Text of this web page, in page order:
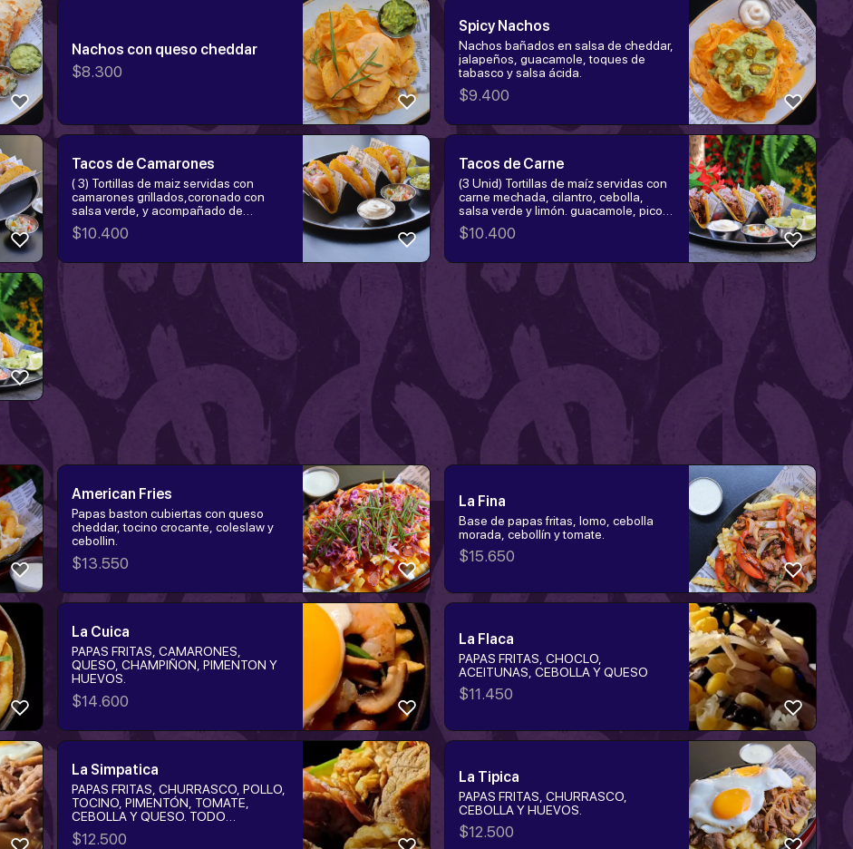
Nachos con queso cheddar
$8.300
Spicy Nachos
Nachos bañados en salsa de cheddar,
jalapeños, guacamole, toques de
tabasco y salsa ácida.
$9.400
Tacos de Camarones
( 3) Tortillas de maiz servidas con
camarones grillados,coronado con
salsa verde, y acompañado de
guacamole pico de gallo y crema acida
$10.400
Tacos de Carne
(3 Unid) Tortillas de maíz servidas con
carne mechada, cilantro, cebolla,
salsa verde y limón. guacamole, pico
de gallo y crema acida
$10.400
American Fries
Papas baston cubiertas con queso
cheddar, tocino crocante, coleslaw y
cebollin.
$13.550
La Fina
Base de papas fritas, lomo, cebolla
morada, cebollín y tomate.
$15.650
La Cuica
PAPAS FRITAS, CAMARONES,
QUESO, CHAMPIÑON, PIMENTON Y
HUEVOS.
$14.600
La Flaca
PAPAS FRITAS, CHOCLO,
ACEITUNAS, CEBOLLA Y QUESO
$11.450
La Simpatica
PAPAS FRITAS, CHURRASCO, POLLO,
TOCINO, PIMENTÓN, TOMATE,
CEBOLLA Y QUESO. TODO
COCINADO A BASE DE CERVEZA.
$12.500
La Tipica
PAPAS FRITAS, CHURRASCO,
CEBOLLA Y HUEVOS.
$12.500